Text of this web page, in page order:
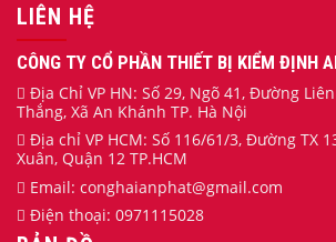
LIÊN HỆ
CÔNG TY CỔ PHẦN THIẾT BỊ KIỂM ĐỊNH
Địa Chỉ VP HN: Số 29, Ngõ 41, Đường
Thắng, Xã An Khánh TP. Hà Nội
Địa chỉ VP HCM: Số 116/61/3, Đường TX
Xuân, Quận 12 TP.HCM
Email: conghaianphat@gmail.com
Điện thoại: 0971115028